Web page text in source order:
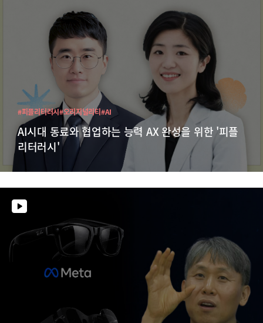
AI시대 동료와 협업하는 능력 AX 완성을 위한 '피플
리터러시'
#피플리터러시#오리지널리티#AI